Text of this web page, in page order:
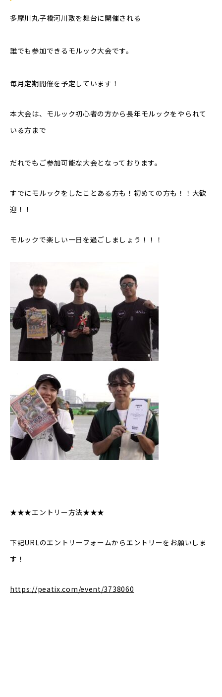
多摩川丸子橋河川敷を舞台に開催される
誰でも参加できるモルック大会です。
毎月定期開催を予定しています！
本大会は、モルック初心者の方から長年モルックをやられて
いる方まで
だれでもご参加可能な大会となっております。
すでにモルックをしたことある方も！初めての方も！！大歓
迎！！
モルックで楽しい一日を過ごしましょう！！！
★★★エントリー方法★★★
下記URLのエントリーフォームからエントリーをお願いしま
す！
https://peatix.com/event/3738060